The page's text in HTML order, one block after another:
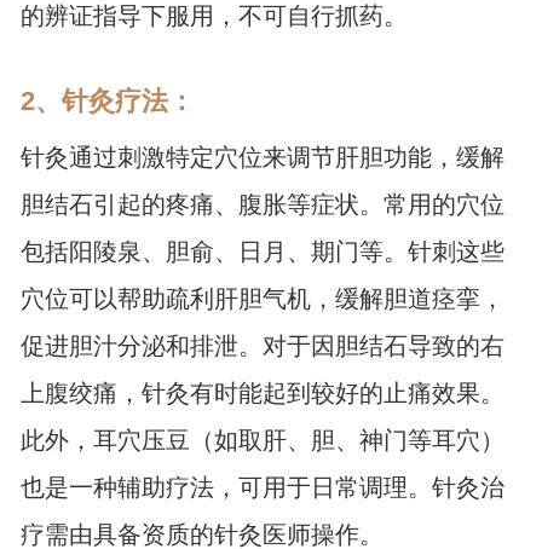
的辨证指导下服用，不可自行抓药。
2、针灸疗法：
针灸通过刺激特定穴位来调节肝胆功能，缓解
胆结石引起的疼痛、腹胀等症状。常用的穴位
包括阳陵泉、胆俞、日月、期门等。针刺这些
穴位可以帮助疏利肝胆气机，缓解胆道痉挛，
促进胆汁分泌和排泄。对于因胆结石导致的右
上腹绞痛，针灸有时能起到较好的止痛效果。
此外，耳穴压豆（如取肝、胆、神门等耳穴）
也是一种辅助疗法，可用于日常调理。针灸治
疗需由具备资质的针灸医师操作。